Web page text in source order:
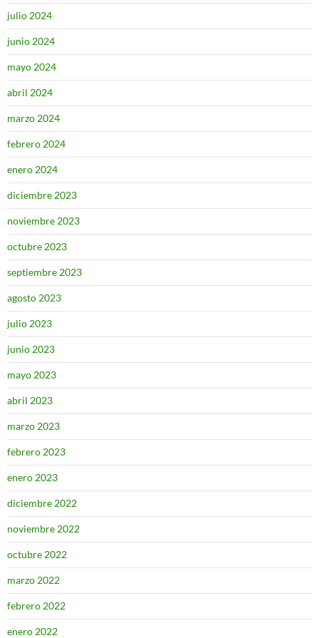
julio 2024
junio 2024
mayo 2024
abril 2024
marzo 2024
febrero 2024
enero 2024
diciembre 2023
noviembre 2023
octubre 2023
septiembre 2023
agosto 2023
julio 2023
junio 2023
mayo 2023
abril 2023
marzo 2023
febrero 2023
enero 2023
diciembre 2022
noviembre 2022
octubre 2022
marzo 2022
febrero 2022
enero 2022